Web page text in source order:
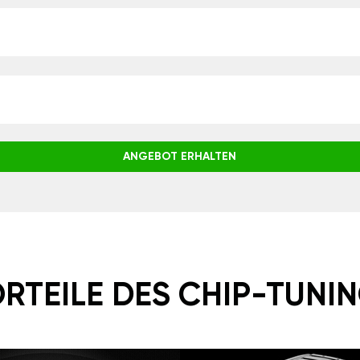
ANGEBOT ERHALTEN
DES CHIP-